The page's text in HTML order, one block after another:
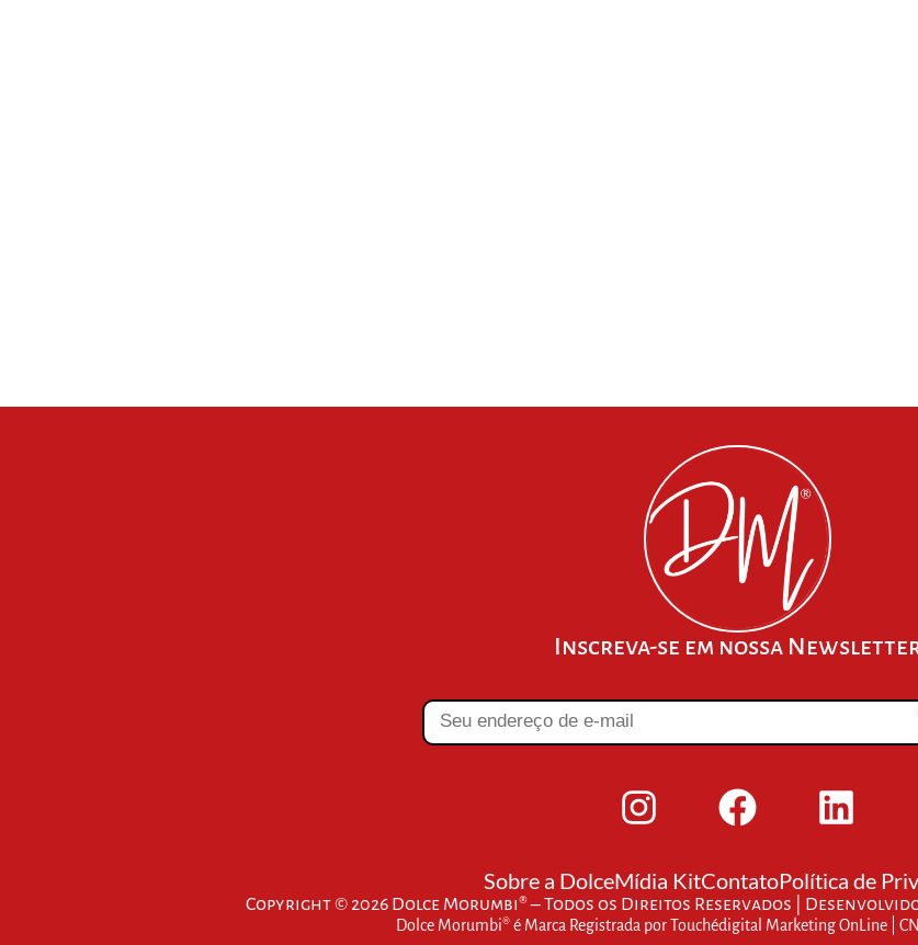
Inscreva-se em nossa
Sobre a DolceMídia KitContatoPolítica de
Copyright © 2026 Dolce Morumbi® – Todos os Direitos Reservados |
Dolce Morumbi® é Marca Registrada por Touchédigital Marketing OnLine |